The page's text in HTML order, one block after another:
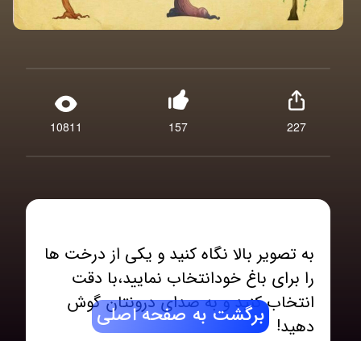
10811 157 227
به تصویر بالا نگاه کنید و یکی از درخت ها
را برای باغ خودانتخاب نمایید،با دقت
انتخاب کنید و به صدای درونتان گوش
دهید!
برگشت به صفحه اصلی